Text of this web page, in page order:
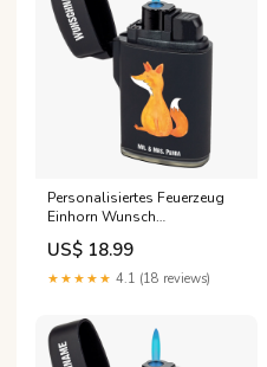
Personalisiertes Feuerzeug
Einhorn Wunsch
Farbe:Schwarz
US$ 18.99
★★★★★ 4.1 (18 reviews)